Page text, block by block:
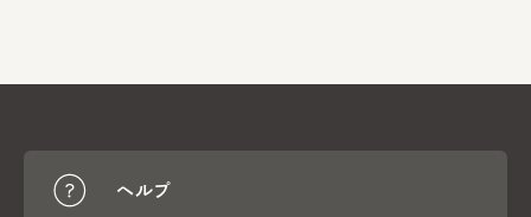
ヘルプ